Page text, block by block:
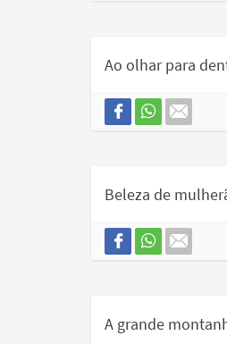
Ao olhar para
Beleza de
A grande